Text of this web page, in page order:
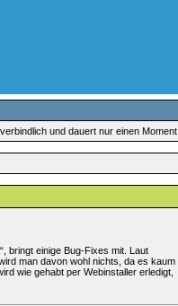
und dauert nur einen Moment.
bringt einige Bug-Fixes mit. Laut
man davon wohl nichts, da es kaum
wie gehabt per Webinstaller erledigt,